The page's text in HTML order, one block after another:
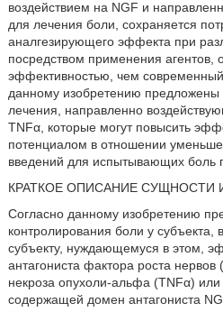
воздействием на NGF и
для лечения боли, сохраняется
аналгезирующего эффекта при
посредством применения
эффективностью, чем
данному изобретению предложены
лечения, направленно
TNFα, которые могут повысить
потенциалом в отношении
введений для испытывающих боль
КРАТКОЕ ОПИСАНИЕ СУЩНОСТИ
Согласно данному изобретению
контролирования боли у
субъекту, нуждающемуся в этом,
антагониста фактора роста
некроза опухоли-альфа (TNFα)
содержащей домен антагониста